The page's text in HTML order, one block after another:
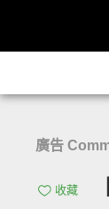
廣告
收藏